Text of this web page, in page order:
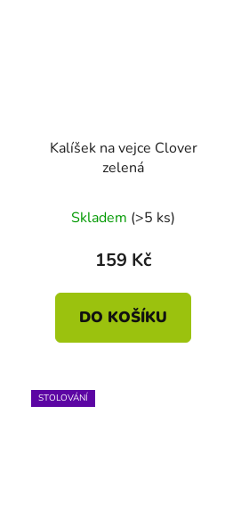
Kalíšek na vejce Clover
zelená
Skladem (>5 ks)
159 Kč
DO KOŠÍKU
STOLOVÁNÍ